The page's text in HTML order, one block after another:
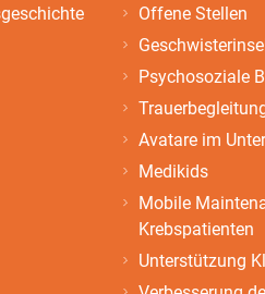
Offene Stellen
Psychosoziale
Avatare im
Medikids
Mobile
Krebspatienten
Unterstützung